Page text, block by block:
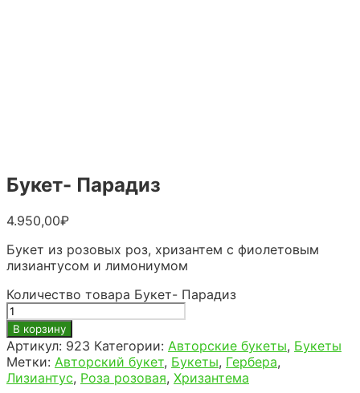
Букет- Парадиз
4.950,00₽
Букет из розовых роз, хризантем с фиолетовым
лизиантусом и лимониумом
Количество товара Букет- Парадиз
В корзину
Артикул: 923 Категории: Авторские букеты, Букеты
Метки: Авторский букет, Букеты, Гербера,
Лизиантус, Роза розовая, Хризантема